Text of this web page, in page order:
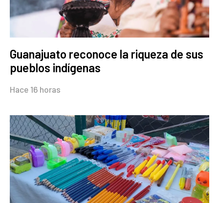
Guanajuato reconoce la riqueza de sus
pueblos indígenas
Hace 16 horas